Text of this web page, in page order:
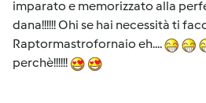
imparato e memorizzato alla
dana!!!!!! Ohi se hai necessità ti
Raptormastrofornaio eh....
perchè!!!!!!